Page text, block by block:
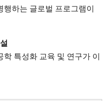
하는 글로벌 프로그램이
특성화 교육 및 연구가 이